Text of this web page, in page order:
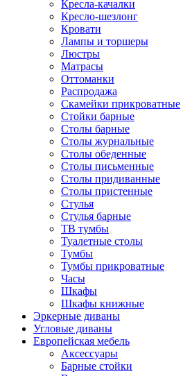
Кресла-качалки
Кресло-шезлонг
Кровати
Лампы и торшеры
Люстры
Матрасы
Оттоманки
Распродажа
Скамейки прикроватные
Стойки барные
Столы барные
Столы журнальные
Столы обеденные
Столы письменные
Столы придиванные
Столы пристенные
Стулья
Стулья барные
ТВ тумбы
Туалетные столы
Тумбы
Тумбы прикроватные
Часы
Шкафы
Шкафы книжные
Эркерные диваны
Угловые диваны
Европейская мебель
Аксессуары
Барные стойки